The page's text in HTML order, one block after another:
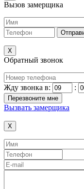
Вызов замерщика
X
Обратный звонок
Жду звонка в: :
Вызвать замерщика
X